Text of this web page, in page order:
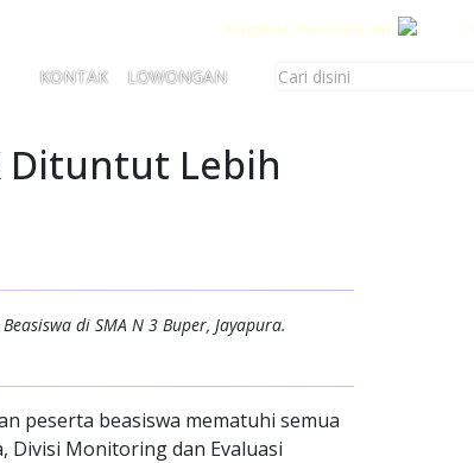
Pengelola Dana Kemitraan
KONTAK LOWONGAN
Dituntut Lebih
di SMA N 3 Buper, Jayapura.
peserta beasiswa mematuhi semua
Divisi Monitoring dan Evaluasi